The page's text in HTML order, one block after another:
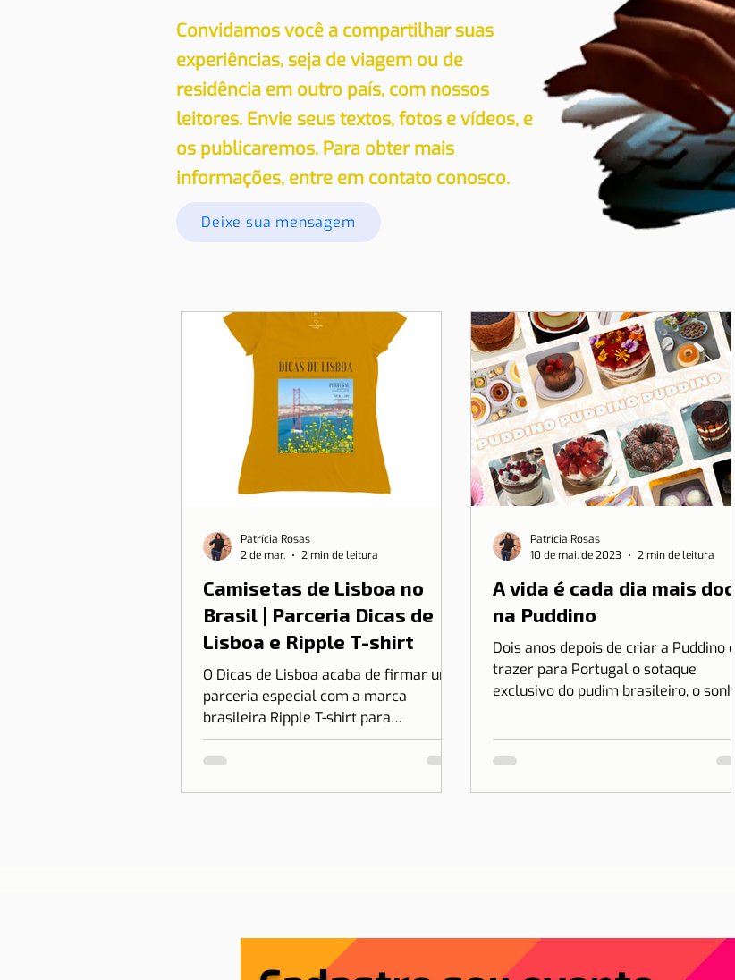
Convidamos você a compartilhar suas
experiências, seja de viagem ou de
residência em outro país, com nossos
leitores. Envie seus textos, fotos e vídeos, e
os publicaremos. Para obter mais
informações, entre em contato conosco.
Deixe sua mensagem
Camisetas de Lisboa no
Brasil | Parceria Dicas de
Lisboa e Ripple T-shirt
O Dicas de Lisboa acaba de firmar uma
parceria especial com a marca
brasileira Ripple T-shirt para
transformar o nosso amor por Lisboa
em algo que você pode vestir.
Patrícia Rosas
2 de mar.
2 min de leitura
A vida é cada dia mais doce
na Puddino
Dois anos depois de criar a Puddino e
trazer para Portugal o sotaque
exclusivo do pudim brasileiro, o sonho
Patrícia Rosas
10 de mai. de 2023
2 min de leitura